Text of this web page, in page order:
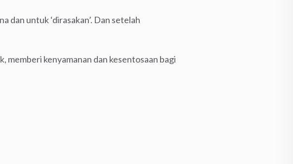
dan untuk ‘dirasakan’. Dan setelah
memberi kenyamanan dan kesentosaan bagi